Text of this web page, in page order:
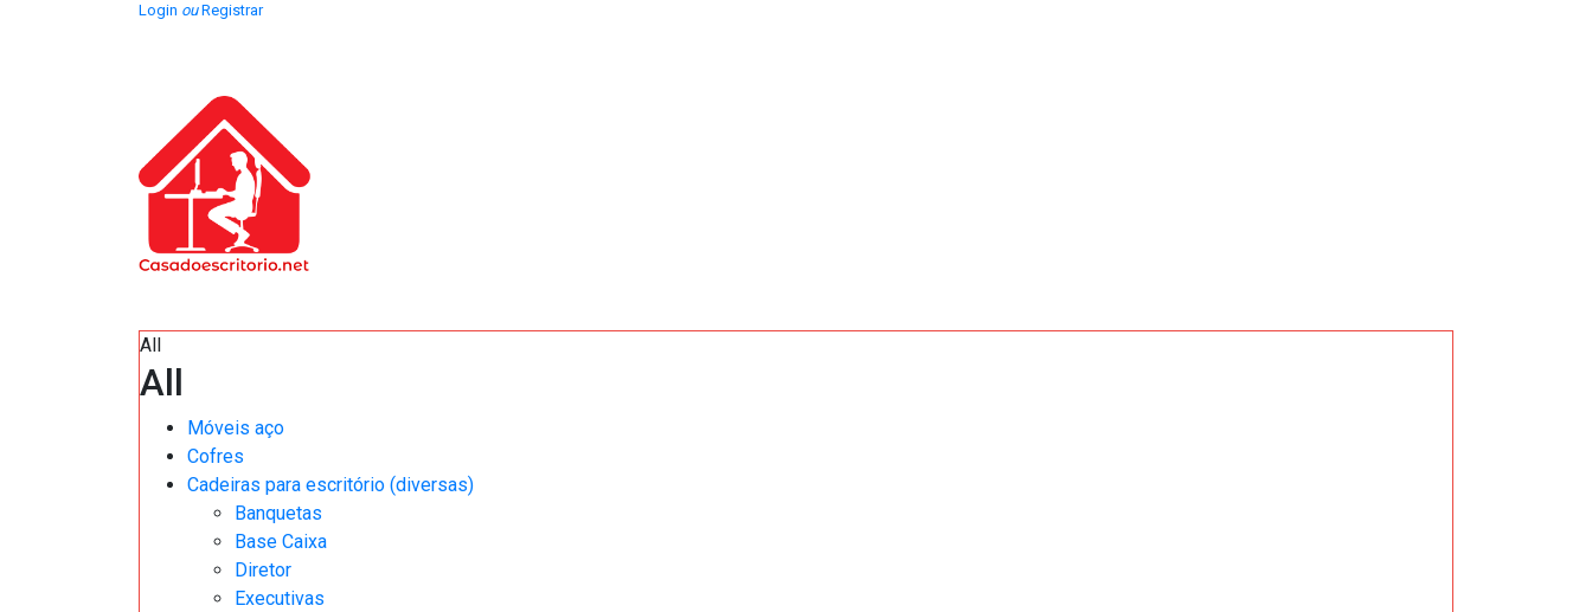
Login ouRegistrar
All
All
Móveis aço
Cofres
Cadeiras para escritório (diversas)
Banquetas
Base Caixa
Diretor
Executivas